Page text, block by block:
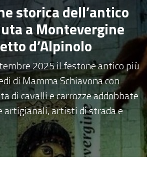
storica dell’antico
a Montevergine
d’Alpinolo
2025 il festone antico più
di Mamma Schiavona con
di cavalli e carrozze addobbate
artigianali, artisti di strada e